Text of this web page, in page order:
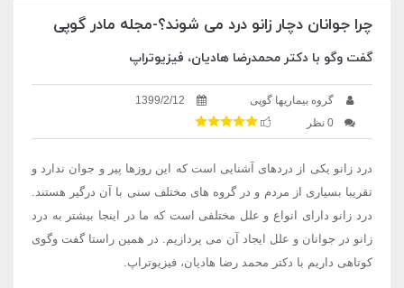
چرا جوانان دچار زانو درد می شوند؟-مجله مادر گوپی
گفت وگو با دکتر محمدرضا هادیان، فیزیوتراپ
گروه بیماریها گوپی
1399/2/12
0 نظر
درد زانو یکی از دردهای آشنایی است که این روزها پیر و جوان ندارد و
تقریبا بسیاری از مردم و در گروه های مختلف سنی با آن درگیر هستند.
درد زانو دارای انواع و علل مختلفی است که ما در اینجا بیشتر به درد
زانو در جوانان و علل ایجاد آن می پردازیم. در همین راستا گفت وگوی
کوتاهی داریم با دکتر محمد رضا هادیان، فیزیوتراپ.